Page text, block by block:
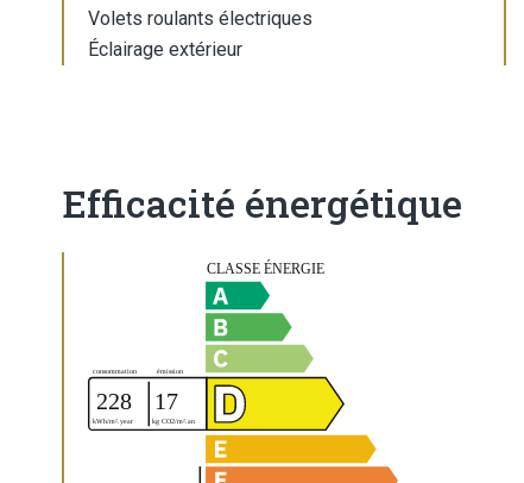
Volets roulants électriques
Éclairage extérieur
Efficacité énergétique